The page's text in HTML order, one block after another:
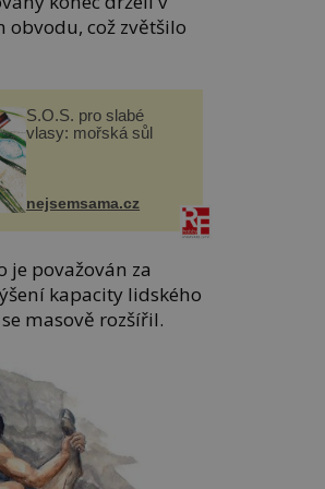
což zvětšilo
S.O.S. pro slabé
vlasy: mořská sůl
nejsemsama.cz
považován za
kapacity lidského
masově rozšířil.